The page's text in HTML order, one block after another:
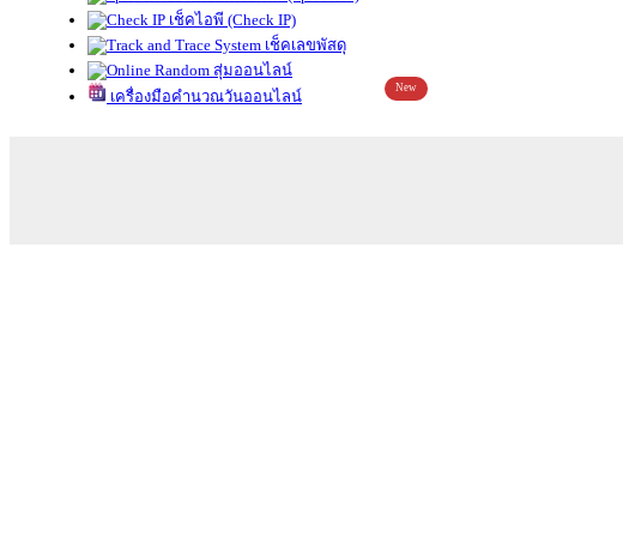
เช็คไอพี (Check IP)
เช็คเลขพัสดุ
สุ่มออนไลน์
เครื่องมือคำนวณวันออนไลน์
New